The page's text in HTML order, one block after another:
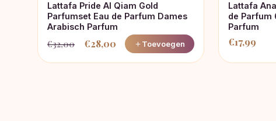
Lattafa Pride Al Qiam Gold
Parfumset Eau de Parfum Dames
Arabisch Parfum
€32,00
Oorspronkelijke
prijs
€28,00
Huidige
prijs
Toevoegen
Lattafa
de Parfum
Parfum
€17,99